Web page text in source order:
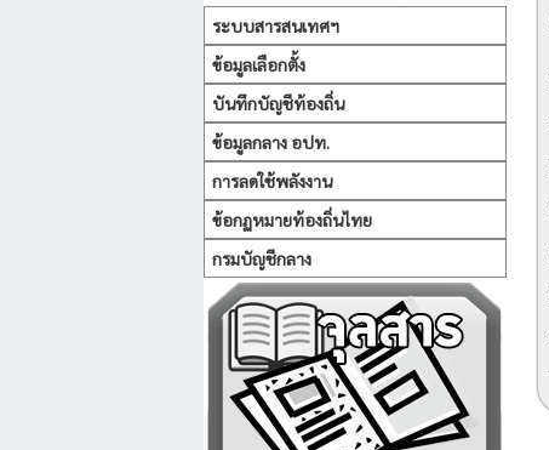
ระบบสารสนเทศฯ
ข้อมูลเลือกตั้ง
บันทึกบัญชีท้องถิ่น
ข้อมูลกลาง อปท.
การลดใช้พลังงาน
ข้อกฏหมายท้องถิ่นไทย
กรมบัญชีกลาง